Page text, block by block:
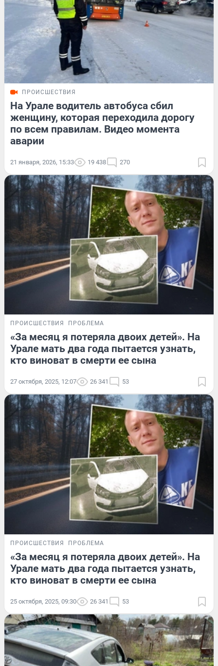
ПРОИСШЕСТВИЯ
На Урале водитель автобуса сбил
женщину, которая переходила дорогу
по всем правилам. Видео момента
аварии
21 января, 2026, 15:33 19 438 270
ПРОИСШЕСТВИЯ ПРОБЛЕМА
«За месяц я потеряла двоих детей». На
Урале мать два года пытается узнать,
кто виноват в смерти ее сына
27 октября, 2025, 12:07 26 341 53
ПРОИСШЕСТВИЯ ПРОБЛЕМА
«За месяц я потеряла двоих детей». На
Урале мать два года пытается узнать,
кто виноват в смерти ее сына
25 октября, 2025, 09:30 26 341 53